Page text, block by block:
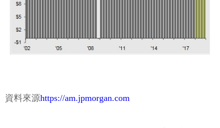
資料來源https://am.jpmorgan.com